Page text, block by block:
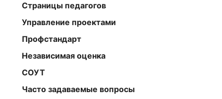
Страницы педагогов
Управление проектами
Профстандарт
Независимая оценка
СОУТ
Часто задаваемые вопросы